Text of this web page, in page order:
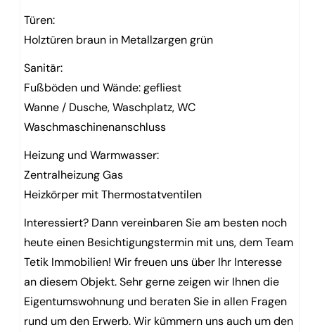
Türen:
Holztüren braun in Metallzargen grün
Sanitär:
Fußböden und Wände: gefliest
Wanne / Dusche, Waschplatz, WC
Waschmaschinenanschluss
Heizung und Warmwasser:
Zentralheizung Gas
Heizkörper mit Thermostatventilen
Interessiert? Dann vereinbaren Sie am besten noch
heute einen Besichtigungstermin mit uns, dem Team
Tetik Immobilien! Wir freuen uns über Ihr Interesse
an diesem Objekt. Sehr gerne zeigen wir Ihnen die
Eigentumswohnung und beraten Sie in allen Fragen
rund um den Erwerb. Wir kümmern uns auch um den